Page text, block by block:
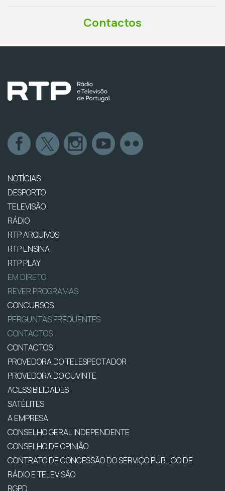
Contactos
NOTÍCIAS
DESPORTO
TELEVISÃO
RÁDIO
RTP ARQUIVOS
RTP ENSINA
RTP PLAY
EM DIRETO
REVER PROGRAMAS
CONCURSOS
PERGUNTAS FREQUENTES
CONTACTOS
CONTACTOS
PROVEDORA DO TELESPECTADOR
PROVEDORA DO OUVINTE
ACESSIBILIDADES
SATÉLITES
A EMPRESA
CONSELHO GERAL INDEPENDENTE
CONSELHO DE OPINIÃO
CONTRATO DE CONCESSÃO DO SERVIÇO PÚBLICO DE
RÁDIO E TELEVISÃO
RGPD